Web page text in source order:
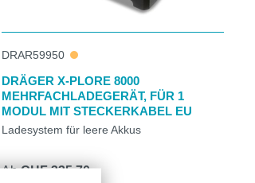
DRAR59950
DRÄGER X-PLORE 8000
MEHRFACHLADEGERÄT, FÜR 1
MODUL MIT STECKERKABEL EU
Ladesystem für leere Akkus
AbCHF 335.70